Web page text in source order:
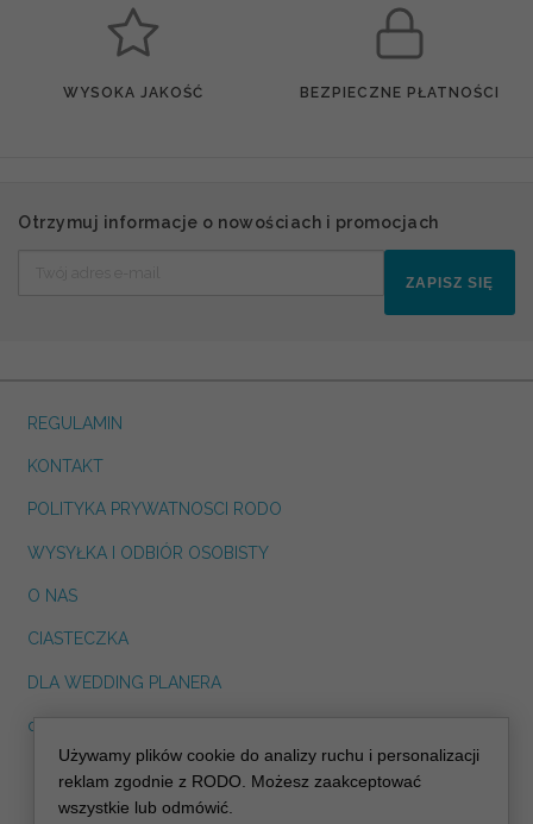
WYSOKA JAKOŚĆ BEZPIECZNE PŁATNOŚCI
Otrzymuj informacje o nowościach i promocjach
ZAPISZ SIĘ
REGULAMIN
KONTAKT
POLITYKA PRYWATNOSCI RODO
WYSYŁKA I ODBIÓR OSOBISTY
O NAS
CIASTECZKA
DLA WEDDING PLANERA
dreskot.com
info@decoris.pl
Używamy plików cookie do analizy ruchu i personalizacji
reklam zgodnie z RODO. Możesz zaakceptować
wszystkie lub odmówić.